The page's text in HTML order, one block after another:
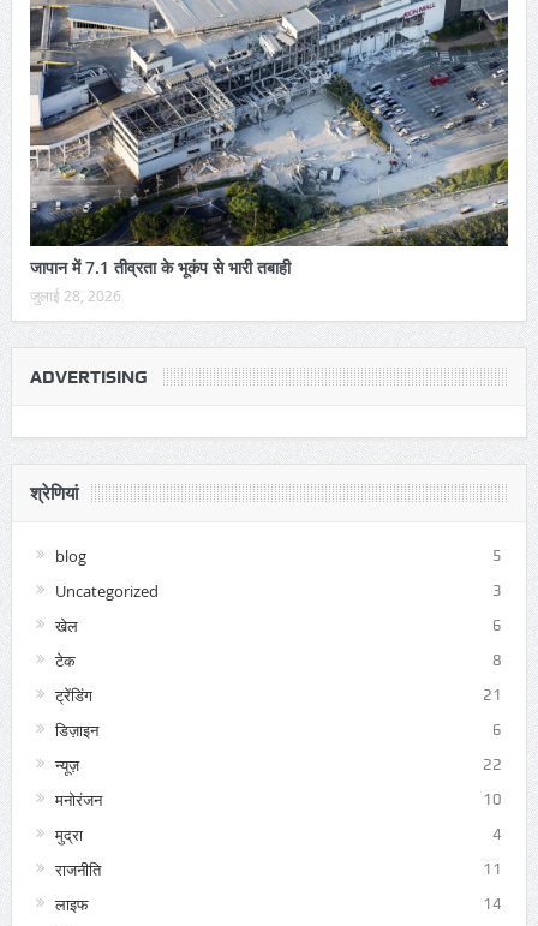
जापान में 7.1 तीव्रता के भूकंप से भारी तबाही
जुलाई 28, 2026
ADVERTISING
श्रेणियां
blog 5
Uncategorized 3
खेल 6
टेक 8
ट्रेंडिंग 21
डिज़ाइन 6
न्यूज़ 22
मनोरंजन 10
मुद्रा 4
राजनीति 11
लाइफ 14